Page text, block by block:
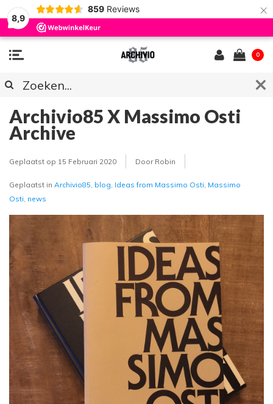
8,9
859 Reviews ×
0
Archivio85 X Massimo Osti
Archive
Geplaatst op 15 Februari 2020 Door Robin
Geplaatst in Archivio85, blog, Ideas from Massimo Osti, Massimo
Osti, news